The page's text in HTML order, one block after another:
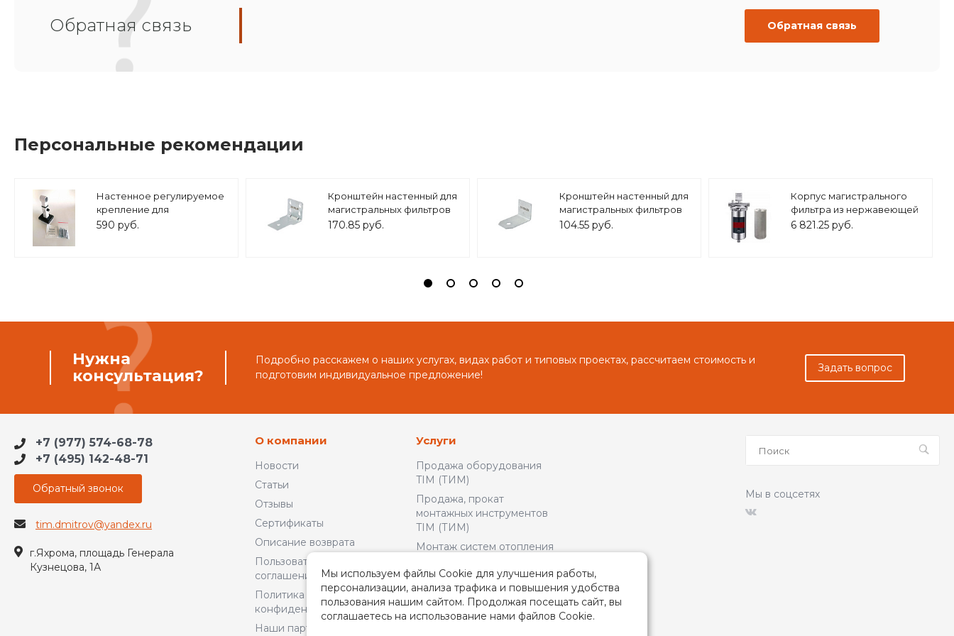
Обратная связь Обратная связь
Персональные рекомендации
Настенное регулируемое
крепление для
расширительного бака (8-
590 руб.
Кронштейн настенный для
магистральных фильтров
10 BB/ 20BB, арт.ZSm.2002
170.85 руб.
Кронштейн настенный для
магистральных фильтров
10 SL, арт.ZSm.2001
104.55 руб.
Корпус магистрального
фильтра из нержавеющей
стали 20ВВ 1" ZEISSLER,
6 821.25 руб.
Нужна
консультация?
Подробно расскажем о наших услугах, видах работ и типовых проектах, рассчитаем стоимость и
подготовим индивидуальное предложение!
Задать вопрос
+7 (977) 574-68-78
+7 (495) 142-48-71
Обратный звонок
tim.dmitrov@yandex.ru
г.Яхрома, площадь Генерала
Кузнецова, 1А
О компании
Новости
Статьи
Отзывы
Сертификаты
Описание возврата
Пользовательское
соглашение
Политика
конфиденциальности
Наши партнеры
Услуги
Продажа оборудования
TIM (ТИМ)
Продажа, прокат
монтажных инструментов
TIM (ТИМ)
Монтаж систем отопления
Доставка и Оплата
Мы в соцсетях
Мы используем файлы Cookie для улучшения работы,
персонализации, анализа трафика и повышения удобства
пользования нашим сайтом. Продолжая посещать сайт, вы
соглашаетесь на использование нами файлов Cookie.